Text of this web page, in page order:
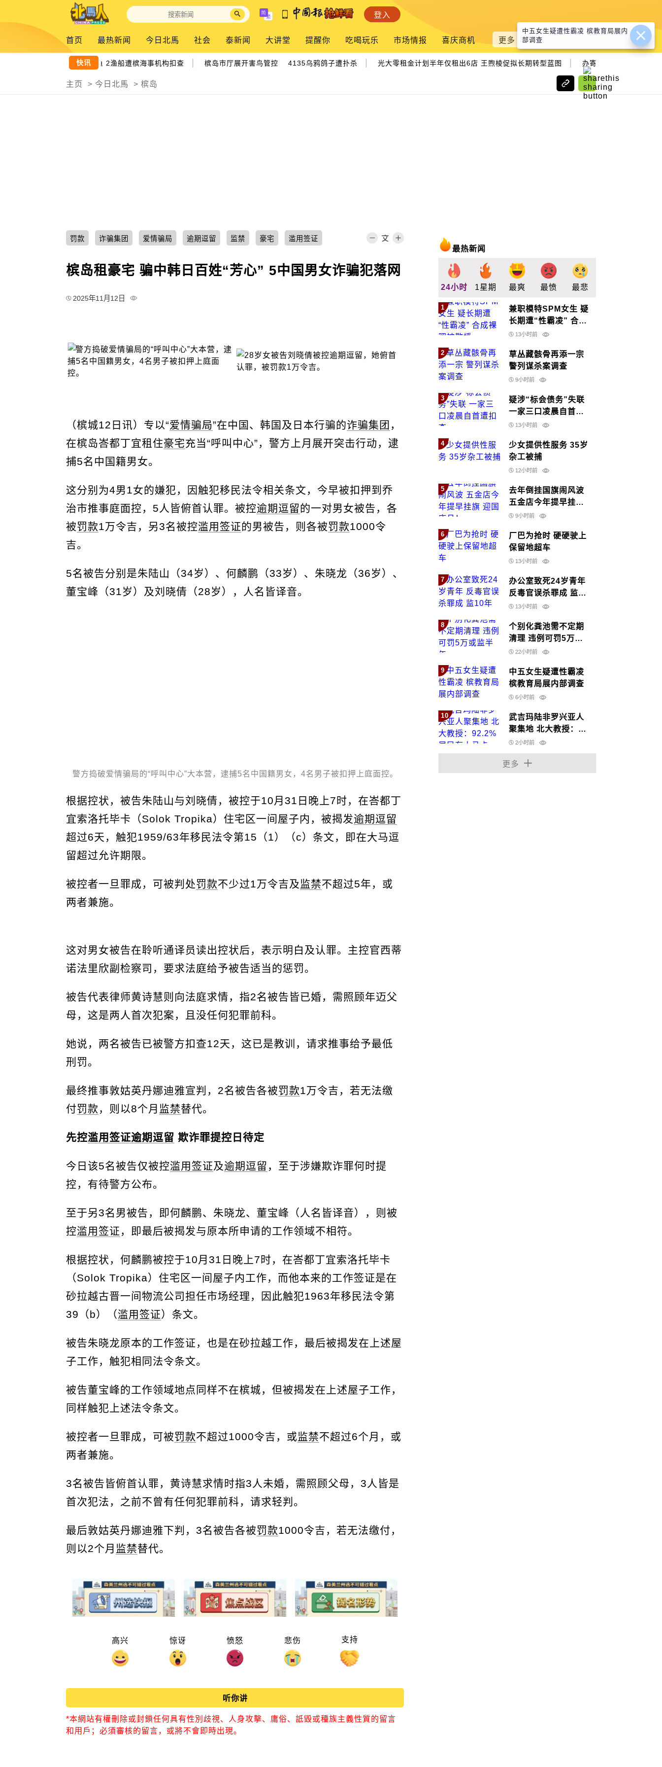
登入
首页 最热新闻 今日北馬 社会 泰新闻 大讲堂 提醒你 吃喝玩乐 市场情报 喜庆商机 更多
快讯
非法聘外籍渔民 越界捕鱼 2渔船遭槟海事机构扣查 | 槟岛市厅展开害鸟管控 4135乌鸦鸽子遭扑杀 | 光大零租金计划半年仅租出6店 王煦棱促拟长期转型蓝图 | 办寄养父母活动助残友 槟
主页 >今日北馬 >槟岛
罚款 诈骗集团 爱情骗局 逾期逗留 监禁 豪宅 滥用签证
槟岛租豪宅 骗中韩日百姓“芳心” 5中国男女诈骗犯落网
2025年11月12日
（槟城12日讯）专以“爱情骗局”在中国、韩国及日本行骗的诈骗集团 ，
在槟岛峇都丁宜租住豪宅充当“呼叫中心”，警方上月展开突击行动，逮
捕5名中国籍男女。
这分别为4男1女的嫌犯，因触犯移民法令相关条文，今早被扣押到乔
治市推事庭面控，5人皆俯首认罪。被控逾期逗留的一对男女被告，各
被罚款1万令吉，另3名被控滥用签证的男被告，则各被罚款1000令
吉。
5名被告分别是朱陆山（34岁）、何麟鹏（33岁）、朱晓龙（36岁）、
董宝峰（31岁）及刘晓倩（28岁），人名皆译音。
警方捣破爱情骗局的“呼叫中心”大本营，逮捕5名中国籍男女，4名男子被扣押上庭面控。
根据控状，被告朱陆山与刘晓倩，被控于10月31日晚上7时，在峇都丁
宜索洛托毕卡（Solok Tropika）住宅区一间屋子内，被揭发逾期逗留
超过6天，触犯1959/63年移民法令第15（1）（c）条文，即在大马逗
留超过允许期限。
被控者一旦罪成，可被判处罚款不少过1万令吉及 监禁不超过5年，或
两者兼施。
这对男女被告在聆听通译员读出控状后，表示明白及认罪。主控官西蒂
诺法里欣副检察司，要求法庭给予被告适当的惩罚。
被告代表律师黄诗慧则向法庭求情，指2名被告皆已婚，需照顾年迈父
母，这是两人首次犯案，且没任何犯罪前科。
她说，两名被告已被警方扣查12天，这已是教训，请求推事给予最低
刑罚。
最终推事敦姑英丹娜迪雅宣判，2名被告各被罚款1万令吉，若无法缴
付罚款 ，则以8个月 监禁替代。
先控滥用签证逾期逗留 欺诈罪提控日待定
今日该5名被告仅被控滥用签证及逾期逗留 ，至于涉嫌欺诈罪何时提
控，有待警方公布。
至于另3名男被告，即何麟鹏、朱晓龙、董宝峰（人名皆译音），则被
控滥用签证 ，即最后被揭发与原本所申请的工作领域不相符。
根据控状，何麟鹏被控于10月31日晚上7时，在峇都丁宜索洛托毕卡
（Solok Tropika）住宅区一间屋子内工作，而他本来的工作签证是在
砂拉越古晋一间物流公司担任市场经理，因此触犯1963年移民法令第
39（b）（滥用签证）条文。
被告朱晓龙原本的工作签证，也是在砂拉越工作，最后被揭发在上述屋
子工作，触犯相同法令条文。
被告董宝峰的工作领域地点同样不在槟城，但被揭发在上述屋子工作，
同样触犯上述法令条文。
被控者一旦罪成，可被罚款不超过1000令吉，或监禁不超过6个月，或
两者兼施。
3名被告皆俯首认罪，黄诗慧求情时指3人未婚，需照顾父母，3人皆是
首次犯法，之前不曾有任何犯罪前科，请求轻判。
最后敦姑英丹娜迪雅下判，3名被告各被罚款1000令吉，若无法缴付，
则以2个月 监禁替代。
高兴 惊讶 愤怒 悲伤 支持
听你讲
*本網站有權刪除或封鎖任何具有性別歧視、人身攻擊、庸俗、詆毀或種族主義性質的留言
和用戶；必須審核的留言，或將不會即時出現。
最热新闻
24小时 1星期 最爽 最愤 最悲
1
兼职模特SPM女生 疑
长期遭“性霸凌” 合成
裸照被散播
13小时前
2
草丛藏骸骨再添一宗
警列谋杀案调查
9小时前
3
疑涉“标会债务”失联
一家三口凌晨自首遭
扣查
13小时前
4
少女提供性服务 35岁
杂工被捕
12小时前
5
去年倒挂国旗闹风波
五金店今年提早挂旗
迎国庆月！
9小时前
6
厂巴为抢时 硬硬驶上
保留地超车
13小时前
7
办公室致死24岁青年
反毒官误杀罪成 监10
年13小时前
8
个别化粪池需不定期
清理 违例可罚5万或
监半年
22小时前
9
中五女生疑遭性霸凌
槟教育局展内部调查
6小时前
10
武吉玛陆非罗兴亚人
聚集地 北大教授：
92.2%居民有大马卡
2小时前
更多
中五女生疑遭性霸凌 槟教育局展内
部调查